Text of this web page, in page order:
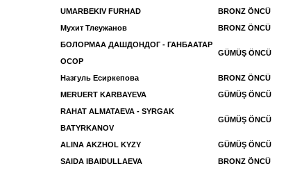
UMARBEKIV FURHAD
BRONZ ÖNCÜ
Мухит Тлеужанов
BRONZ ÖNCÜ
БОЛОРМАА ДАШДОНДОГ - ГАНБААТАР
ОСОР
GÜMÜŞ ÖNCÜ
Назгуль Есиркепова BRONZ ÖNCÜ
MERUERT KARBAYEVA
GÜMÜŞ ÖNCÜ
RAHAT ALMATAEVA - SYRGAK
BATYRKANOV
GÜMÜŞ ÖNCÜ
ALINA AKZHOL KYZY GÜMÜŞ ÖNCÜ
SAIDA IBAIDULLAEVA
BRONZ ÖNCÜ